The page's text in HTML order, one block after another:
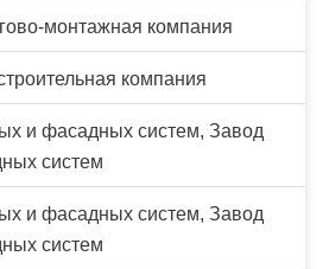
монтажная компания
компания
и фасадных систем, Завод
систем
и фасадных систем, Завод
систем